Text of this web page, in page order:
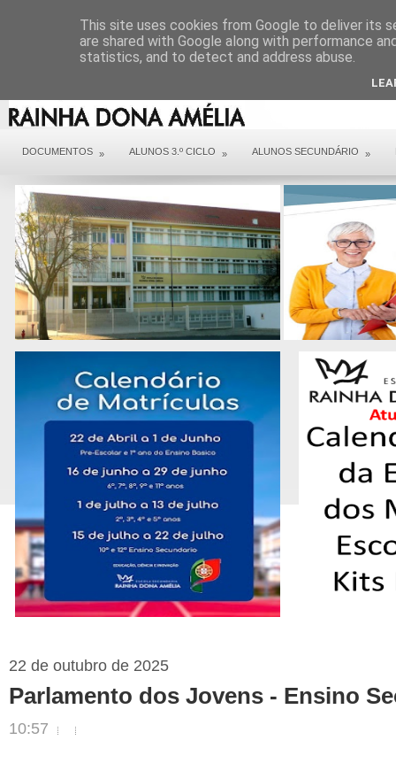
DOCUMENTOS » ALUNOS 3.º CICLO » ALUNOS SECUNDÁRIO »
22 de outubro de 2025
Parlamento dos Jovens - Ensino
10:57
This site uses cookies from Google to deliver its
are shared with Google along with performance
statistics, and to detect and address abuse.